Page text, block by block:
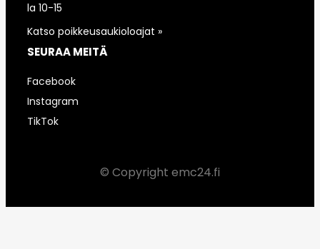
la 10-15
Katso poikkeusaukioloajat »
SEURAA MEITÄ
Facebook
Instagram
TikTok
© Copyright emc24.fi